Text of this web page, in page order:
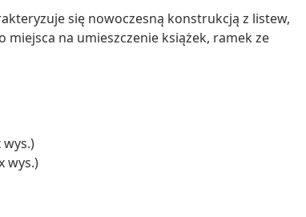
się nowoczesną konstrukcją z listew,
na umieszczenie książek, ramek ze
wys.)
wys.)